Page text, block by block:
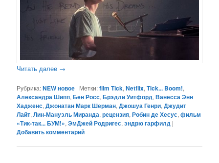
Читать далее →
Рубрика:NEW новое | Метки:film Tick,Netflix,Tick... Boom!,
Александра Шипп,Бен Росс,Брэдли Уитфорд,Ванесса Энн
Хадженс,Джонатан Марк Шерман,Джошуа Генри,Джудит
Лайт,Лин-Мануэль Миранда,рецензия,Робин де Хесус,фильм
«Тик-так... БУМ!»,ЭмДжей Родригес,эндрю гарфилд |
Добавить комментарий